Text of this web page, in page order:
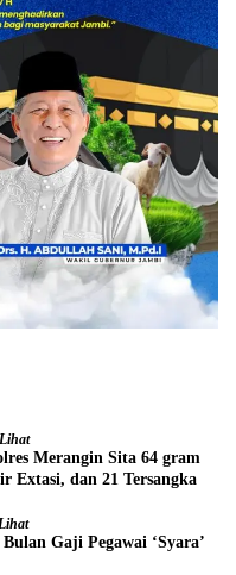
Merangin Sita 64 gram
Extasi, dan 21 Tersangka
Gaji Pegawai ‘Syara’